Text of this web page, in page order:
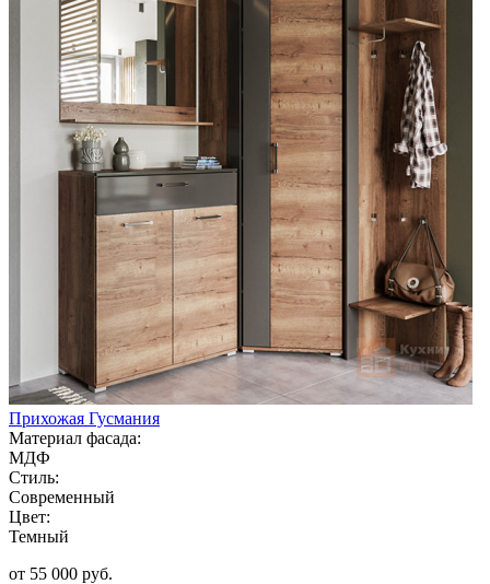
Прихожая Гусмания
Материал фасада:
МДФ
Стиль:
Современный
Цвет:
Темный
от 55 000 руб.